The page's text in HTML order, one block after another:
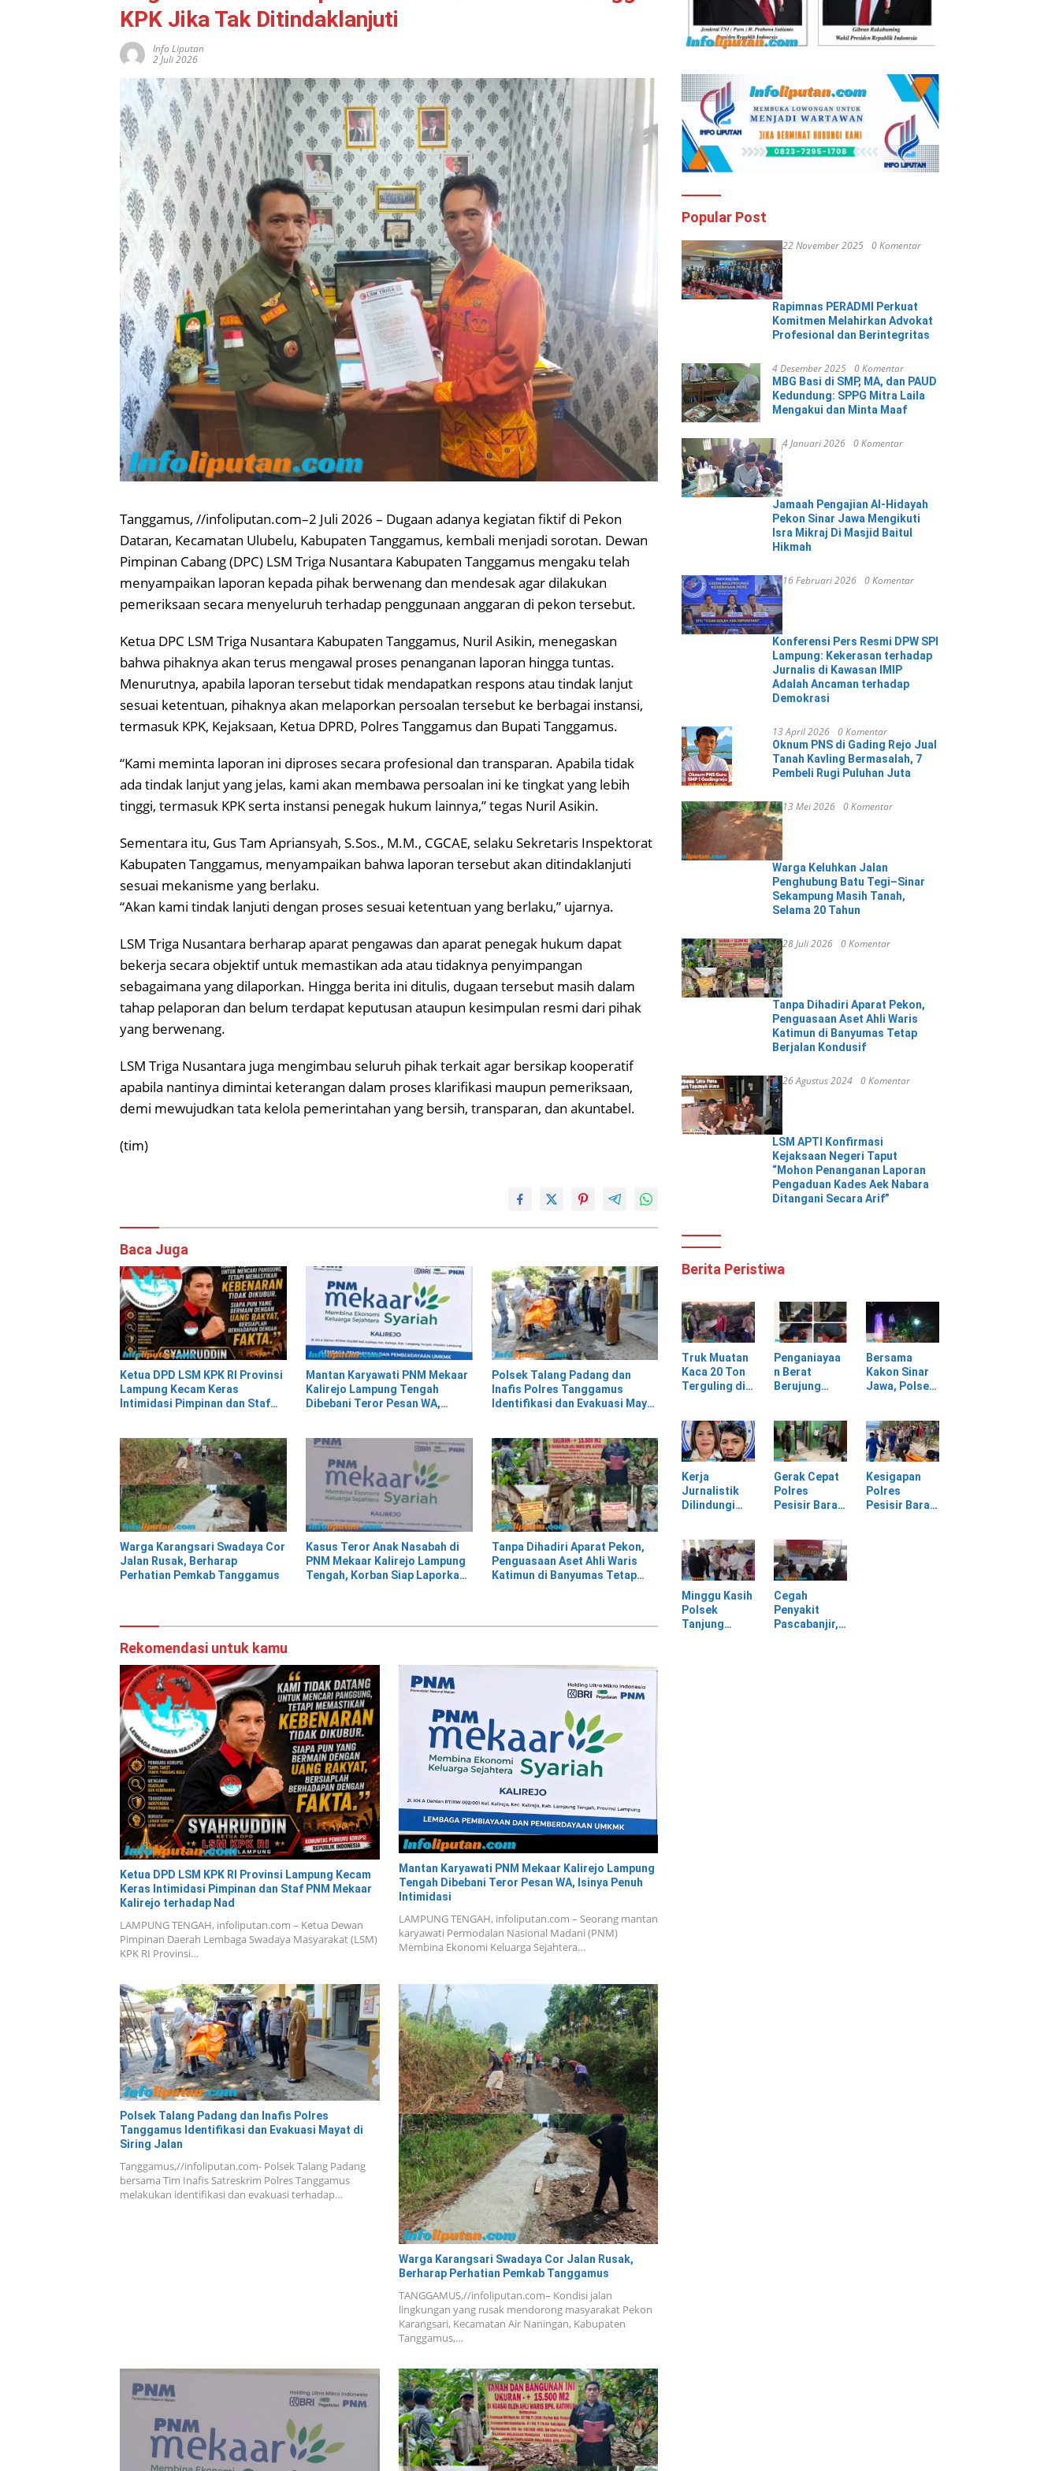
KPK Jika Tak Ditindaklanjuti
Info Liputan
2 Juli 2026
Tanggamus, //infoliputan.com–2 Juli 2026 – Dugaan adanya kegiatan fiktif di Pekon
Dataran, Kecamatan Ulubelu, Kabupaten Tanggamus, kembali menjadi sorotan. Dewan
Pimpinan Cabang (DPC) LSM Triga Nusantara Kabupaten Tanggamus mengaku telah
menyampaikan laporan kepada pihak berwenang dan mendesak agar dilakukan
pemeriksaan secara menyeluruh terhadap penggunaan anggaran di pekon tersebut.
Ketua DPC LSM Triga Nusantara Kabupaten Tanggamus, Nuril Asikin, menegaskan
bahwa pihaknya akan terus mengawal proses penanganan laporan hingga tuntas.
Menurutnya, apabila laporan tersebut tidak mendapatkan respons atau tindak lanjut
sesuai ketentuan, pihaknya akan melaporkan persoalan tersebut ke berbagai instansi,
termasuk KPK, Kejaksaan, Ketua DPRD, Polres Tanggamus dan Bupati Tanggamus.
“Kami meminta laporan ini diproses secara profesional dan transparan. Apabila tidak
ada tindak lanjut yang jelas, kami akan membawa persoalan ini ke tingkat yang lebih
tinggi, termasuk KPK serta instansi penegak hukum lainnya,” tegas Nuril Asikin.
Sementara itu, Gus Tam Apriansyah, S.Sos., M.M., CGCAE, selaku Sekretaris Inspektorat
Kabupaten Tanggamus, menyampaikan bahwa laporan tersebut akan ditindaklanjuti
sesuai mekanisme yang berlaku.
“Akan kami tindak lanjuti dengan proses sesuai ketentuan yang berlaku,” ujarnya.
LSM Triga Nusantara berharap aparat pengawas dan aparat penegak hukum dapat
bekerja secara objektif untuk memastikan ada atau tidaknya penyimpangan
sebagaimana yang dilaporkan. Hingga berita ini ditulis, dugaan tersebut masih dalam
tahap pelaporan dan belum terdapat keputusan ataupun kesimpulan resmi dari pihak
yang berwenang.
LSM Triga Nusantara juga mengimbau seluruh pihak terkait agar bersikap kooperatif
apabila nantinya dimintai keterangan dalam proses klarifikasi maupun pemeriksaan,
demi mewujudkan tata kelola pemerintahan yang bersih, transparan, dan akuntabel.
(tim)
Baca Juga
Ketua DPD LSM KPK RI Provinsi
Lampung Kecam Keras
Intimidasi Pimpinan dan Staf
Mantan Karyawati PNM Mekaar
Kalirejo Lampung Tengah
Dibebani Teror Pesan WA,
Polsek Talang Padang dan
Inafis Polres Tanggamus
Identifikasi dan Evakuasi Mayat
Warga Karangsari Swadaya Cor
Jalan Rusak, Berharap
Perhatian Pemkab Tanggamus
Kasus Teror Anak Nasabah di
PNM Mekaar Kalirejo Lampung
Tengah, Korban Siap Laporkan
Tanpa Dihadiri Aparat Pekon,
Penguasaan Aset Ahli Waris
Katimun di Banyumas Tetap
Rekomendasi untuk kamu
Ketua DPD LSM KPK RI Provinsi Lampung Kecam
Keras Intimidasi Pimpinan dan Staf PNM Mekaar
Kalirejo terhadap Nad
LAMPUNG TENGAH, infoliputan.com – Ketua Dewan
Pimpinan Daerah Lembaga Swadaya Masyarakat (LSM)
KPK RI Provinsi…
Mantan Karyawati PNM Mekaar Kalirejo Lampung
Tengah Dibebani Teror Pesan WA, Isinya Penuh
Intimidasi
LAMPUNG TENGAH, infoliputan.com – Seorang mantan
karyawati Permodalan Nasional Madani (PNM)
Membina Ekonomi Keluarga Sejahtera…
Polsek Talang Padang dan Inafis Polres
Tanggamus Identifikasi dan Evakuasi Mayat di
Siring Jalan
Tanggamus,//infoliputan.com- Polsek Talang Padang
bersama Tim Inafis Satreskrim Polres Tanggamus
melakukan identifikasi dan evakuasi terhadap…
Warga Karangsari Swadaya Cor Jalan Rusak,
Berharap Perhatian Pemkab Tanggamus
TANGGAMUS,//infoliputan.com– Kondisi jalan
lingkungan yang rusak mendorong masyarakat Pekon
Karangsari, Kecamatan Air Naningan, Kabupaten
Tanggamus,…
Popular Post
22 November 2025 0 Komentar
Rapimnas PERADMI Perkuat
Komitmen Melahirkan Advokat
Profesional dan Berintegritas
4 Desember 2025 0 Komentar
MBG Basi di SMP, MA, dan PAUD
Kedundung: SPPG Mitra Laila
Mengakui dan Minta Maaf
4 Januari 2026 0 Komentar
Jamaah Pengajian Al-Hidayah
Pekon Sinar Jawa Mengikuti
Isra Mikraj Di Masjid Baitul
Hikmah
16 Februari 2026 0 Komentar
Konferensi Pers Resmi DPW SPI
Lampung: Kekerasan terhadap
Jurnalis di Kawasan IMIP
Adalah Ancaman terhadap
Demokrasi
13 April 2026 0 Komentar
Oknum PNS di Gading Rejo Jual
Tanah Kavling Bermasalah, 7
Pembeli Rugi Puluhan Juta
13 Mei 2026 0 Komentar
Warga Keluhkan Jalan
Penghubung Batu Tegi–Sinar
Sekampung Masih Tanah,
Selama 20 Tahun
28 Juli 2026 0 Komentar
Tanpa Dihadiri Aparat Pekon,
Penguasaan Aset Ahli Waris
Katimun di Banyumas Tetap
Berjalan Kondusif
26 Agustus 2024 0 Komentar
LSM APTI Konfirmasi
Kejaksaan Negeri Taput
“Mohon Penanganan Laporan
Pengaduan Kades Aek Nabara
Ditangani Secara Arif”
Berita Peristiwa
Truk Muatan
Kaca 20 Ton
Terguling di
Kali
Bambang,
Pesisir Barat
Penganiayaa
n Berat
Berujung
Lingga Tewas
di Rumah
Sendiri
Bersama
Kakon Sinar
Jawa, Polsek
Gerak Cepat
Evakuasi
Material
Longsor
Kerja
Jurnalistik
Dilindungi
Kekerasan di
Kawasan PT
IMIP
Gerak Cepat
Polres
Pesisir Barat
Kekerasan
Dalam Rumah
Tangga di
Pasar Kota
Krui
Kesigapan
Polres
Pesisir Barat
Minggu Kasih
Polsek
Tanjung
Cegah
Penyakit
Pascabanjir,